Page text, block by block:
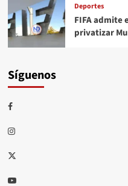
Deportes
FIFA admite
privatizar
Síguenos